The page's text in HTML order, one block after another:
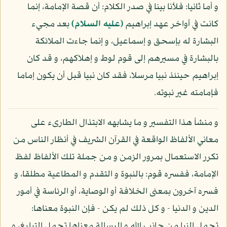
و أما ثانيا: فلأنا بينا في صدر الكلام: أن قصة الإمامة، إنما
كانت في أواخر عهد إبراهيم(عليه السلام)بعد مجيء
البشارة له بإسحق و إسماعيل، و إنما جاءت الملائكة
بالبشارة في مسيرهم إلى قوم لوط و إهلاكهم، و قد كان
إبراهيم حينئذ نبيا مرسلا، فقد كان نبيا قبل أن يكون إماما
فإمامته غير نبوته.
و منشأ هذا التفسير و ما يشابهه الابتذال الطارىء على
معاني الألفاظ الواقعة في القرآن الشريف في أنظار الناس من
تكرر الاستعمال بمرور الزمن و من جملة تلك الألفاظ لفظ
الإمامة، ففسره قوم: بالنبوة و التقدم و المطاعية مطلقا، و
فسره آخرون بمعنى الخلافة أو الوصاية، أو الرئاسة في أمور
الدين و الدنيا - و كل ذلك لم يكن - فإن النبوة معناها: